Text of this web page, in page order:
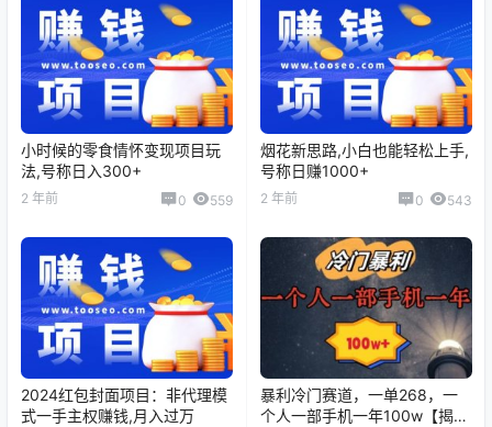
小时候的零食情怀变现项目玩
法,号称日入300+
2 年前 0 559
烟花新思路,小白也能轻松上手,
号称日赚1000+
2 年前 0 543
2024红包封面项目：非代理模
式一手主权赚钱,月入过万
暴利冷门赛道，一单268，一
个人一部手机一年100w【揭